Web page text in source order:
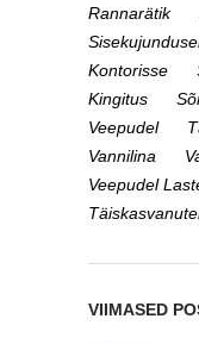
Rannarätik
Kontorisse
Kingitus
Veepudel
Vannilina
Veepudel
VIIMASED